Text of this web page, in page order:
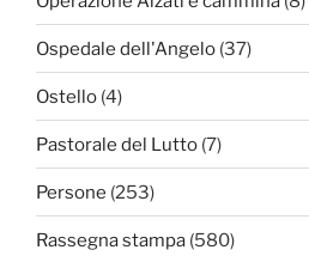
Ospedale dell'Angelo (37)
Ostello (4)
Pastorale del Lutto (7)
Persone (253)
Rassegna stampa (580)